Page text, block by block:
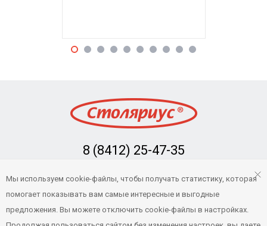
8 (8412) 25-47-35
info@stolarius.ru
Мы используем cookie-файлы, чтобы получать статистику, которая
помогает показывать вам самые интересные и выгодные
предложения. Вы можете отключить cookie-файлы в настройках.